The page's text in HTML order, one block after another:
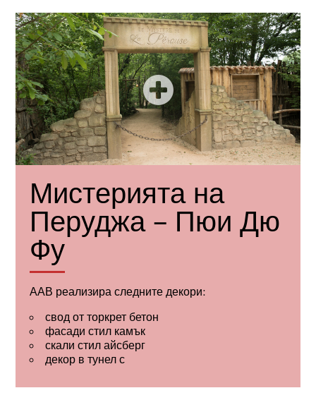
Мистерията на
Перуджа – Пюи Дю
Фу
ААВ реализира следните декори:
свод от торкрет бетон
фасади стил камък
скали стил айсберг
декор в тунел с